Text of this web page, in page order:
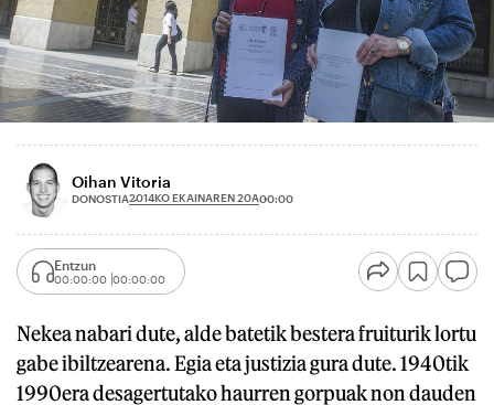
Oihan Vitoria
DONOSTIA2014KO EKAINAREN 20A00:00
Entzun
00:00:00 00:00:00
Nekea nabari dute, alde batetik bestera fruiturik lortu
gabe ibiltzearena. Egia eta justizia gura dute. 1940tik
1990era desagertutako haurren gorpuak non dauden